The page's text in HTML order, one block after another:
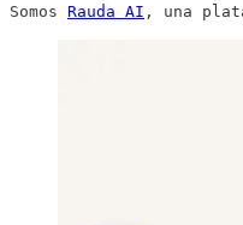
Somos Rauda AI , una